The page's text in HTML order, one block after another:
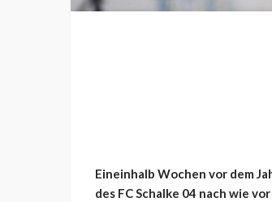
Eineinhalb Wochen vor dem
des FC Schalke 04 nach wie